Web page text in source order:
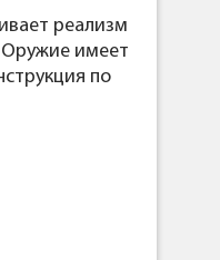
реализм
Оружие имеет
по